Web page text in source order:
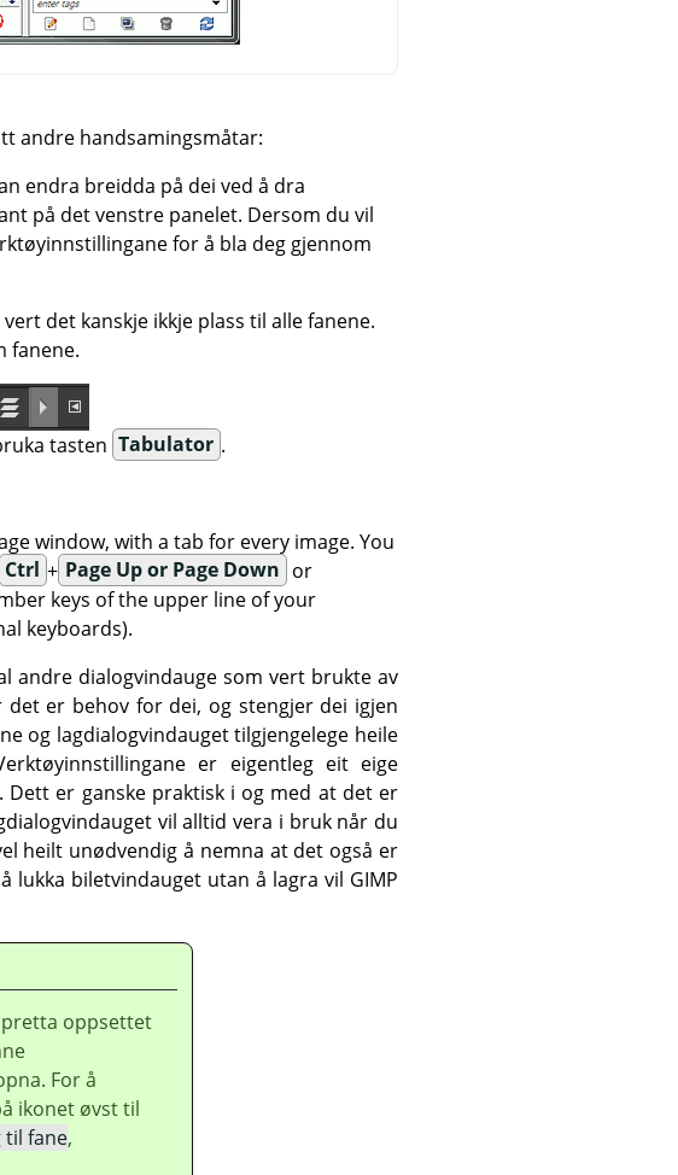
andre handsamingsmåtar:
endra breidda på dei ved å dra
på det venstre panelet. Dersom du vil
for å bla deg gjennom
det kanskje ikkje plass til alle fanene.
fanene.
tasten Tabulator .
window, with a tab for every image. You
Ctrl + Page Up or Page Down or
keys of the upper line of your
keyboards).
andre dialogvindauge som vert brukte av
er behov for dei, og stengjer dei igjen
og lagdialogvindauget tilgjengelege heile
er eigentleg eit eige
er ganske praktisk i og med at det er
vil alltid vera i bruk når du
heilt unødvendig å nemna at det også er
lukka biletvindauget utan å lagra vil GIMP
oppsettet
For å
ikonet øvst til
til fane,